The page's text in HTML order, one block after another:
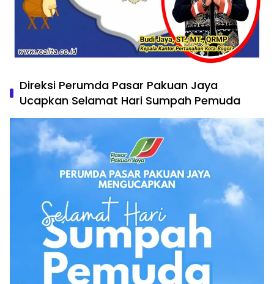
Direksi Perumda Pasar Pakuan Jaya
Ucapkan Selamat Hari Sumpah Pemuda